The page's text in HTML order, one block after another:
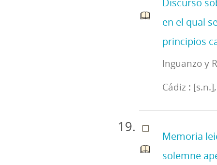
Discurso
en el qual
principios
Inguanzo y
Cádiz :
Memoria
solemne